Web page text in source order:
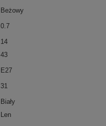
Beżowy
0.7
14
43
E27
31
Biały
Len